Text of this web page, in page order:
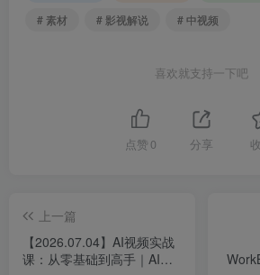
# 素材
# 影视解说 # 中视频
喜欢就支持一下吧
点赞 0 分享
上一篇
【2026.07.04】AI视频实战
课：从零基础到高手｜AI文